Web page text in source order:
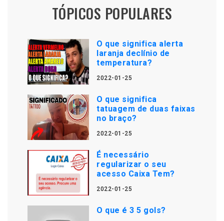
TÓPICOS POPULARES
O que significa alerta
laranja declínio de
temperatura?
2022-01-25
O que significa
tatuagem de duas faixas
no braço?
2022-01-25
É necessário
regularizar o seu
acesso Caixa Tem?
2022-01-25
O que é 3 5 gols?